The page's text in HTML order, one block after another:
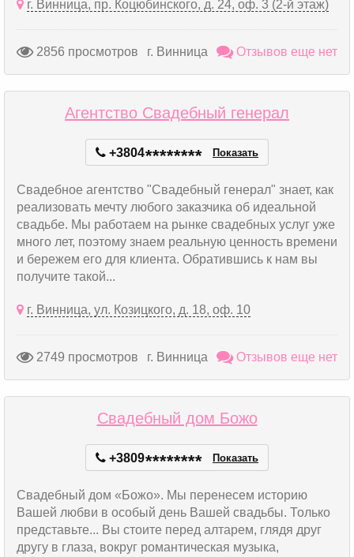
г. Винница, пр. Коцюбинского, д. 24, оф. 3 (2-й этаж)
2856 просмотров г. Винница Отзывов еще нет
Агентство Свадебный генерал
+3804******** Показать
Свадебное агентство "Свадебный генерал" знает, как
реализовать мечту любого заказчика об идеальной
свадьбе. Мы работаем на рынке свадебных услуг уже
много лет, поэтому знаем реальную ценность времени
и бережем его для клиента. Обратившись к нам вы
получите такой...
г. Винница, ул. Козицкого, д. 18, оф. 10
2749 просмотров г. Винница Отзывов еще нет
Свадебный дом Божо
+3809******** Показать
Свадебный дом «Божо». Мы перенесем историю
Вашей любви в особый день Вашей свадьбы. Только
представьте... Вы стоите перед алтарем, глядя друг
другу в глаза, вокруг романтическая музыка,